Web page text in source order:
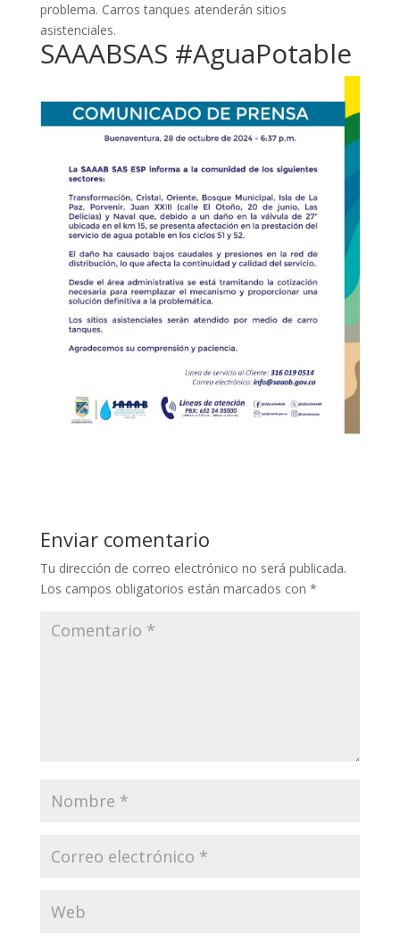
problema. Carros tanques atenderán sitios
asistenciales.
SAAABSAS #AguaPotable
Enviar comentario
Tu dirección de correo electrónico no será publicada.
Los campos obligatorios están marcados con *